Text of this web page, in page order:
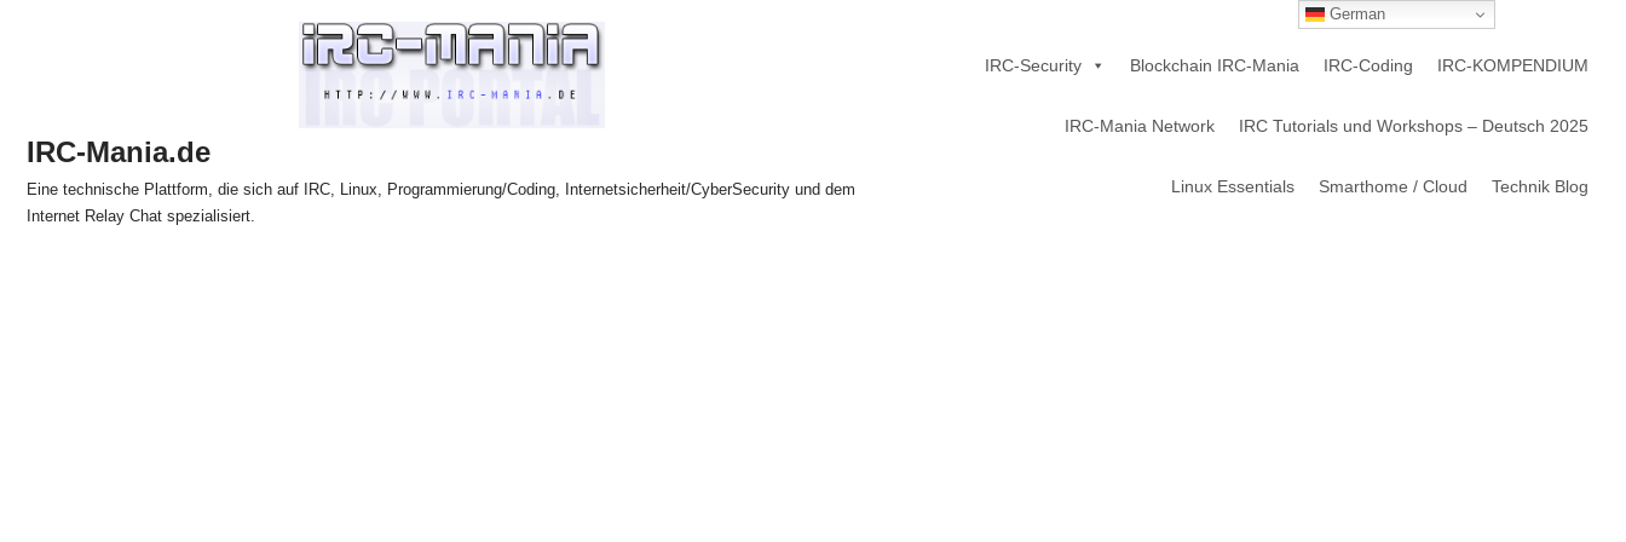
IRC-Mania.de
Eine technische Plattform, die sich auf IRC, Linux, Programmierung/Coding, Internetsicherheit/CyberSecurity und dem
Internet Relay Chat spezialisiert.
IRC-Security Blockchain IRC-Mania IRC-Coding IRC-KOMPENDIUM
IRC-Mania Network IRC Tutorials und Workshops – Deutsch 2025
Linux Essentials Smarthome / Cloud Technik Blog
German